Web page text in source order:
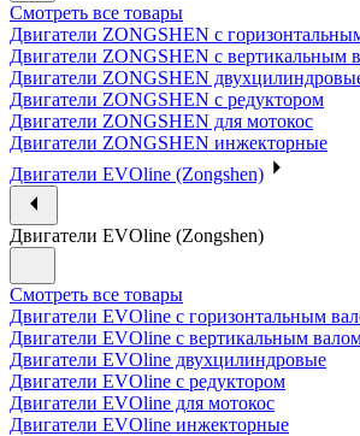
Смотреть все товары
Двигатели ZONGSHEN с
Двигатели ZONGSHEN с вертикальным
Двигатели ZONGSHEN
Двигатели ZONGSHEN с редуктором
Двигатели ZONGSHEN для мотокос
Двигатели ZONGSHEN инжекторные
Двигатели EVOline (Zongshen)
Двигатели EVOline (Zongshen)
Смотреть все товары
Двигатели EVOline с горизонтальным
Двигатели EVOline с вертикальным
Двигатели EVOline двухцилиндровые
Двигатели EVOline с редуктором
Двигатели EVOline для мотокос
Двигатели EVOline инжекторные